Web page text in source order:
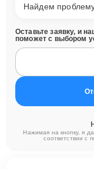
Найдем
Оставьте заявку, и
поможет с выбором
Нажимая на кнопку, я
соответствии с